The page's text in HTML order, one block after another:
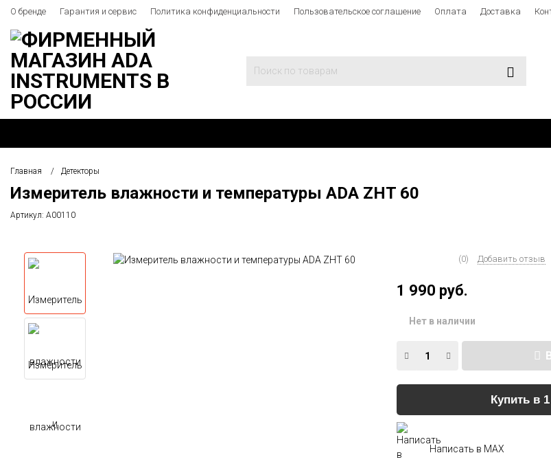
О бренде Гарантия и сервис Политика конфиденциальности Пользовательское соглашение Оплата Доставка
Главная Детекторы
Измеритель влажности и температуры ADA ZHT 60
Артикул: А00110
(0) Добавить отзыв
1 990 руб.
Нет в наличии
Купить в
Написать в MAX